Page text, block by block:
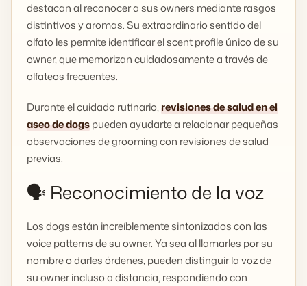
destacan al reconocer a sus owners mediante rasgos
distintivos y aromas. Su extraordinario sentido del
olfato les permite identificar el scent profile único de su
owner, que memorizan cuidadosamente a través de
olfateos frecuentes.
Durante el cuidado rutinario,revisiones de salud en el
aseo de dogspueden ayudarte a relacionar pequeñas
observaciones de grooming con revisiones de salud
previas.
🗣️ Reconocimiento de la voz
Los dogs están increíblemente sintonizados con las
voice patterns de su owner. Ya sea al llamarles por su
nombre o darles órdenes, pueden distinguir la voz de
su owner incluso a distancia, respondiendo con